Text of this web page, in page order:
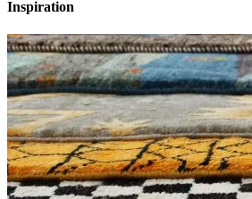
Inspiration